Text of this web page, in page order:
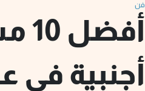
فن
أجنبية في عام